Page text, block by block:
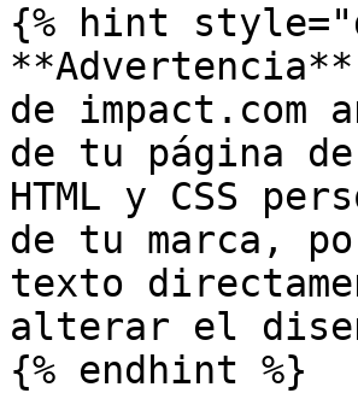
{% hint
de impact.com
de tu página
HTML y CSS
de tu marca,
texto
alterar el
{% endhint %}